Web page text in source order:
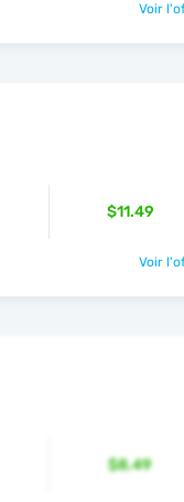
Voir
$11.49
Voir
$8.49